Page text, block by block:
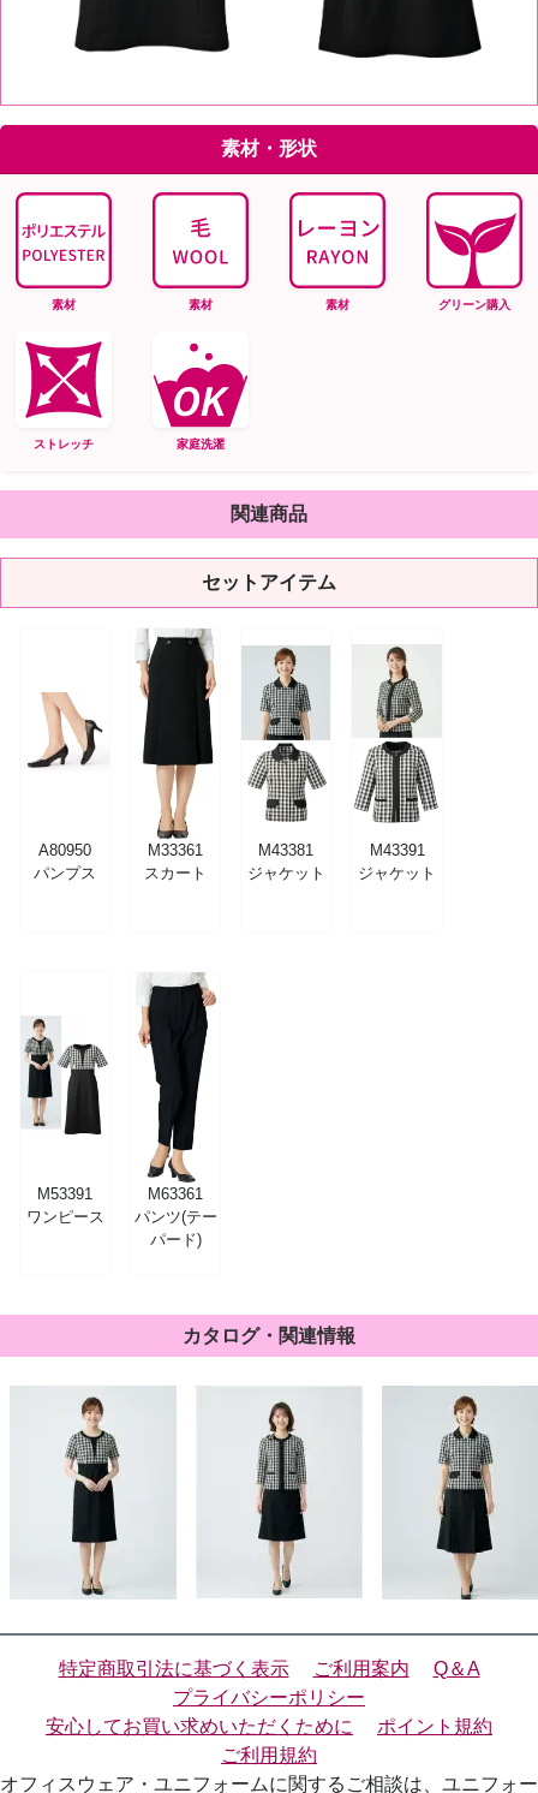
素材・形状
素材 素材 素材 グリーン購入
ストレッチ 家庭洗濯
関連商品
セットアイテム
A80950
パンプス
M33361
スカート
M43381
ジャケット
M43391
ジャケット
M53391
ワンピース
M63361
パンツ(テー
パード)
カタログ・関連情報
特定商取引法に基づく表示 ご利用案内
Q＆A
プライバシーポリシー
安心してお買い求めいただくために
ポイント規約
ご利用規約
オフィスウェア・ユニフォームに関するご相談は、ユニフォー